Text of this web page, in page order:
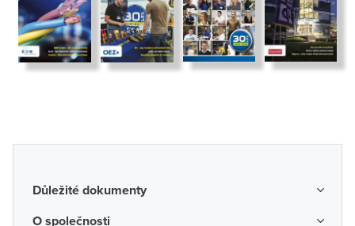
Důležité dokumenty
Obchodní podmínky
O společnosti